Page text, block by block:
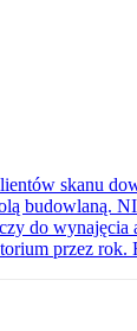
skanu
budowlaną.
do wynajęcia
przez rok.